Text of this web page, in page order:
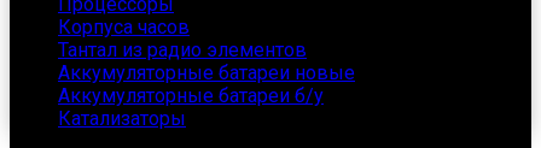
Корпуса часов
Тантал из радио элементов
Аккумуляторные батареи новые
Аккумуляторные батареи б/у
Катализаторы